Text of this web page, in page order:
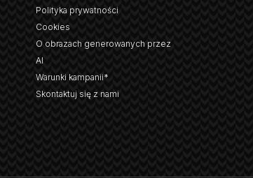
Polityka prywatności
Cookies
O obrazach generowanych przez
AI
Warunki kampanii*
Skontaktuj się z nami